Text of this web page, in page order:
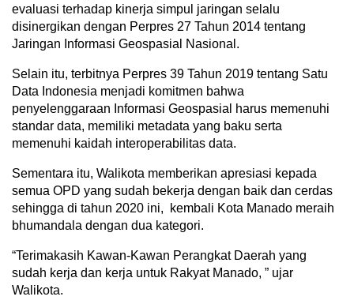
evaluasi terhadap kinerja simpul jaringan selalu
disinergikan dengan Perpres 27 Tahun 2014 tentang
Jaringan Informasi Geospasial Nasional.
Selain itu, terbitnya Perpres 39 Tahun 2019 tentang Satu
Data Indonesia menjadi komitmen bahwa
penyelenggaraan Informasi Geospasial harus memenuhi
standar data, memiliki metadata yang baku serta
memenuhi kaidah interoperabilitas data.
Sementara itu, Walikota memberikan apresiasi kepada
semua OPD yang sudah bekerja dengan baik dan cerdas
sehingga di tahun 2020 ini, kembali Kota Manado meraih
bhumandala dengan dua kategori.
“Terimakasih Kawan-Kawan Perangkat Daerah yang
sudah kerja dan kerja untuk Rakyat Manado, ” ujar
Walikota.